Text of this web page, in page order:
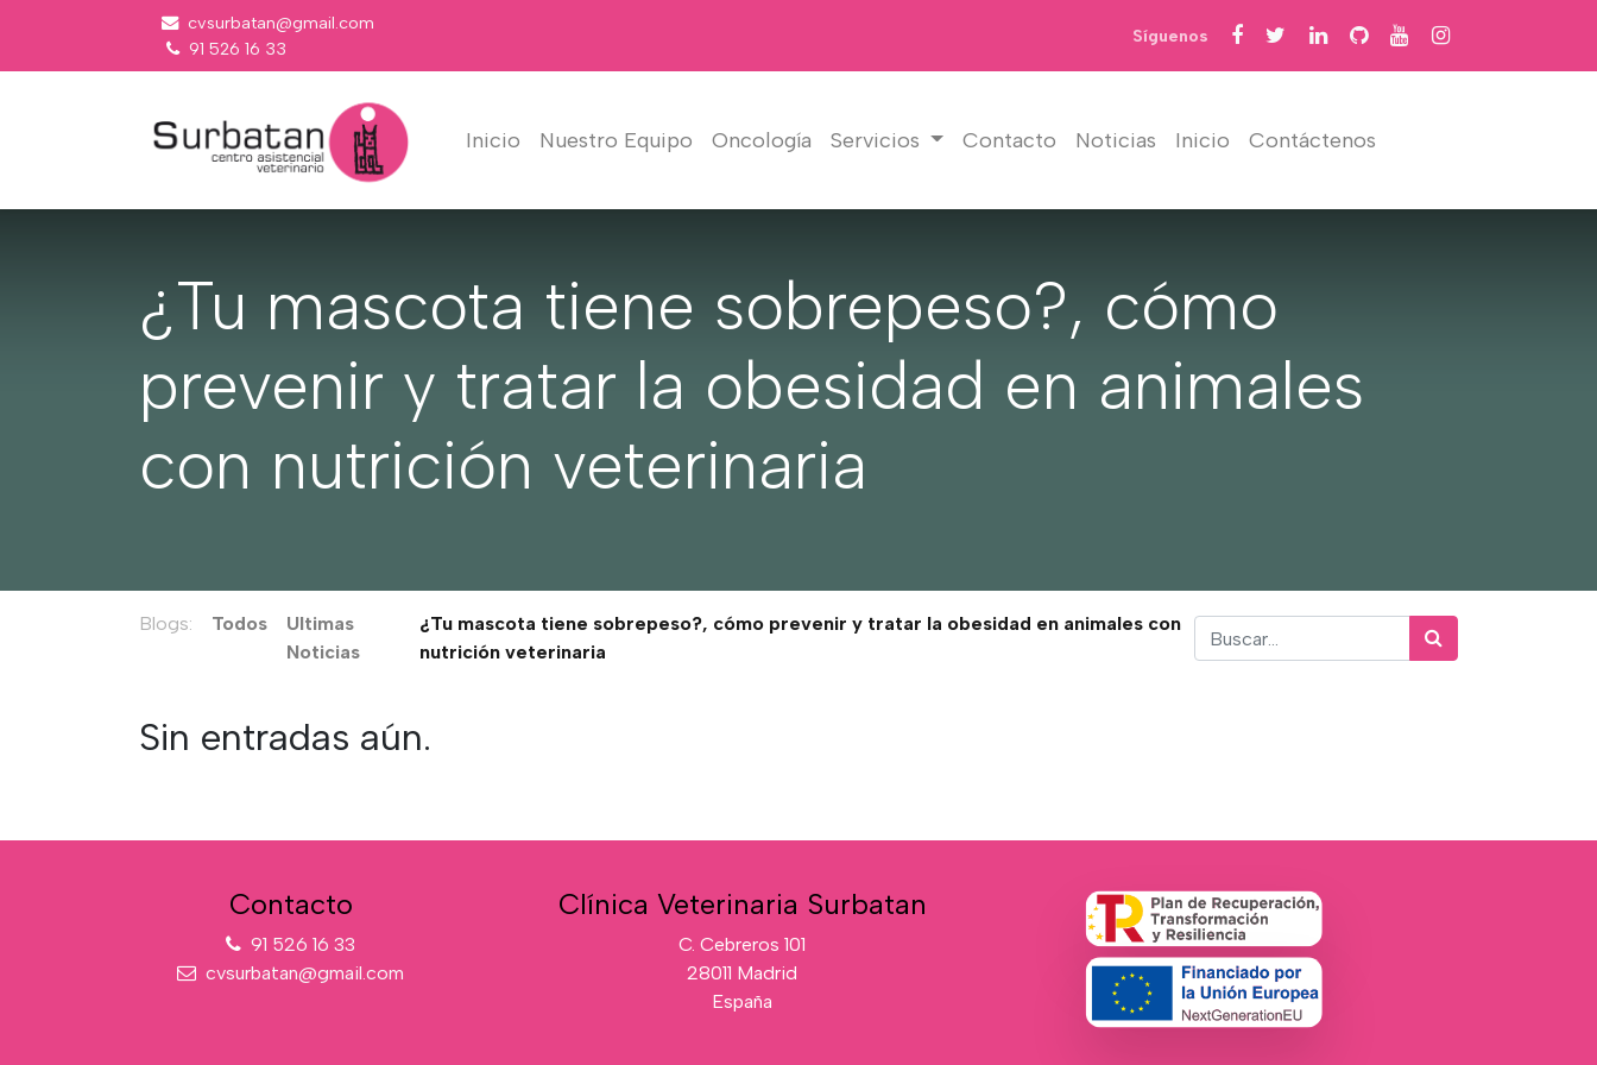
cvsurbatan@gmail.com
91 526 16 33
Síguenos
Inicio Nuestro Equipo Oncología Servicios Contacto Noticias Inicio Contáctenos
¿Tu mascota tiene sobrepeso?, cómo
prevenir y tratar la obesidad en animales
con nutrición veterinaria
Blogs: Todos
Ultimas
Noticias
¿Tu mascota tiene sobrepeso?, cómo prevenir y tratar la obesidad en animales con
nutrición veterinaria
Sin entradas aún.
Contacto
91 526 16 33
cvsurbatan@gmail.com
Clínica Veterinaria Surbatan
C. Cebreros 101
28011 Madrid
España